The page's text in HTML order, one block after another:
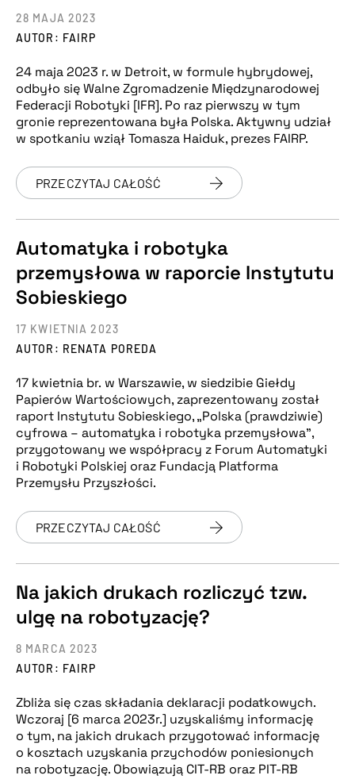
AUTOR: FAIRP
28 MAJA 2023
24 maja 2023 r. w Detroit, w formule hybrydowej,
odbyło się Walne Zgromadzenie Międzynarodowej
Federacji Robotyki [IFR]. Po raz pierwszy w tym
gronie reprezentowana była Polska. Aktywny udział
w spotkaniu wziął Tomasza Haiduk, prezes FAIRP.
PRZECZYTAJ CAŁOŚĆ
Automatyka i robotyka
przemysłowa w raporcie Instytutu
Sobieskiego
AUTOR: RENATA POREDA
17 KWIETNIA 2023
17 kwietnia br. w Warszawie, w siedzibie Giełdy
Papierów Wartościowych, zaprezentowany został
raport Instytutu Sobieskiego, „Polska (prawdziwie)
cyfrowa – automatyka i robotyka przemysłowa”,
przygotowany we współpracy z Forum Automatyki
i Robotyki Polskiej oraz Fundacją Platforma
Przemysłu Przyszłości.
PRZECZYTAJ CAŁOŚĆ
Na jakich drukach rozliczyć tzw.
ulgę na robotyzację?
AUTOR: FAIRP
8 MARCA 2023
Zbliża się czas składania deklaracji podatkowych.
Wczoraj [6 marca 2023r.] uzyskaliśmy informację
o tym, na jakich drukach przygotować informację
o kosztach uzyskania przychodów poniesionych
na robotyzację. Obowiązują CIT-RB oraz PIT-RB